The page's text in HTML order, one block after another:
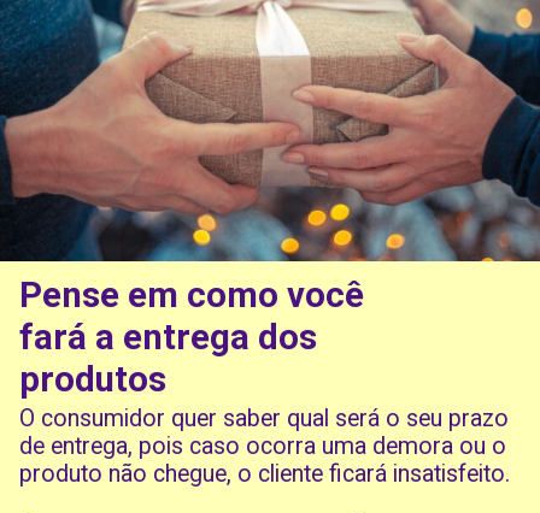
O consumidor quer saber qual será o seu prazo
de entrega, pois caso ocorra uma demora ou o
produto não chegue, o cliente ficará insatisfeito.
Pense em como você
fará a entrega dos
produtos